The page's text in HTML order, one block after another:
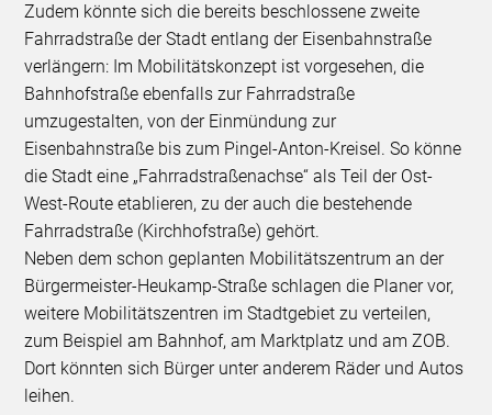
Zudem könnte sich die bereits beschlossene zweite
Fahrradstraße der Stadt entlang der Eisenbahnstraße
verlängern: Im Mobilitätskonzept ist vorgesehen, die
Bahnhofstraße ebenfalls zur Fahrradstraße
umzugestalten, von der Einmündung zur
Eisenbahnstraße bis zum Pingel-Anton-Kreisel. So könne
die Stadt eine „Fahrradstraßenachse“ als Teil der Ost-
West-Route etablieren, zu der auch die bestehende
Fahrradstraße (Kirchhofstraße) gehört.
Neben dem schon geplanten Mobilitätszentrum an der
Bürgermeister-Heukamp-Straße schlagen die Planer vor,
weitere Mobilitätszentren im Stadtgebiet zu verteilen,
zum Beispiel am Bahnhof, am Marktplatz und am ZOB.
Dort könnten sich Bürger unter anderem Räder und Autos
leihen.